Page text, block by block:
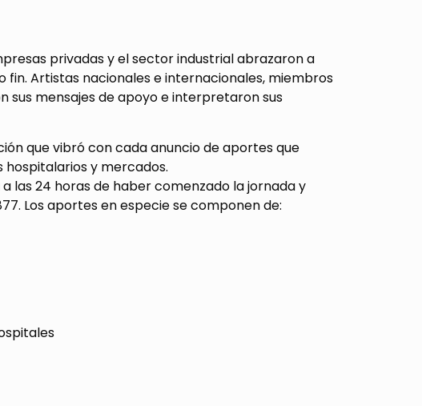
privadas y el sector industrial abrazaron a
Artistas nacionales e internacionales, miembros
sus mensajes de apoyo e interpretaron sus
que vibró con cada anuncio de aportes que
hospitalarios y mercados.
las 24 horas de haber comenzado la jornada y
Los aportes en especie se componen de: